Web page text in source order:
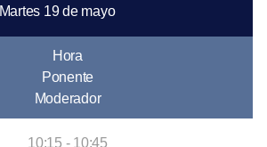
Martes 19 de mayo
Hora
Ponente
Moderador
10:15 - 10:45